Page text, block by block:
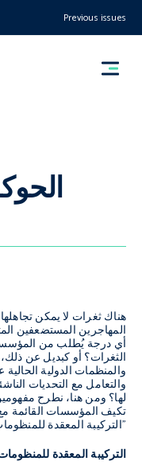
Previous issues
هناك ثغرات لا يمكن
المهاجرين المستضعفين
أي درجة يُطلب من
الثغرات؟ أو كبديل عن
والمنظمات الدولية
والتعامل مع التحديات
لها؟ ومن هنا، نطرح
تكيف المؤسسات القائمة
"التركيبة المعقدة
التركيبة المعقدة